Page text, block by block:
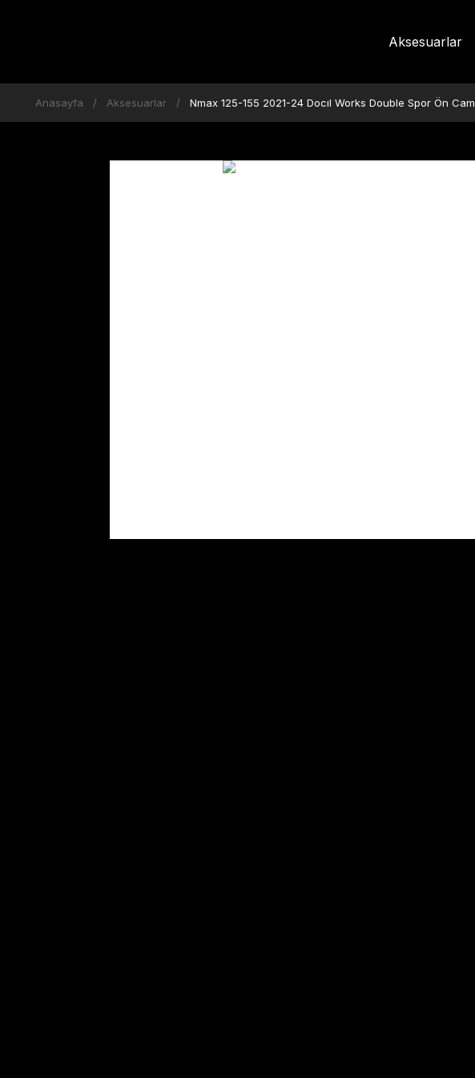
Aksesuarlar
Anasayfa Aksesuarlar Nmax 125-155 2021-24 Docıl Works Double Spor Ön Cam